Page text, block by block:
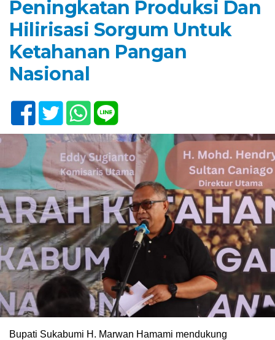
Peningkatan Produksi Dan
Hilirisasi Sorgum Untuk
Ketahanan Pangan
Nasional
Bupati Sukabumi H. Marwan Hamami mendukung